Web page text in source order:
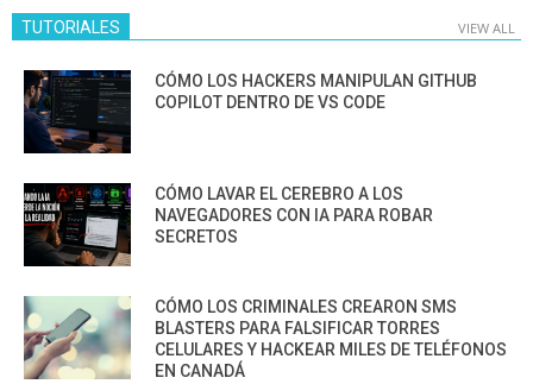
TUTORIALES VIEW ALL
CÓMO LOS HACKERS MANIPULAN GITHUB
COPILOT DENTRO DE VS CODE
CÓMO LAVAR EL CEREBRO A LOS
NAVEGADORES CON IA PARA ROBAR
SECRETOS
CÓMO LOS CRIMINALES CREARON SMS
BLASTERS PARA FALSIFICAR TORRES
CELULARES Y HACKEAR MILES DE TELÉFONOS
EN CANADÁ